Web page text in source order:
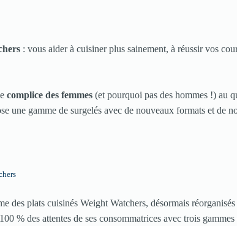
: vous aider à cuisiner plus sainement, à réussir vos
complice des femmes (et pourquoi pas des hommes !) au
une gamme de surgelés avec de nouveaux formats et de
des plats cuisinés Weight Watchers, désormais
% des attentes de ses consommatrices avec trois gammes